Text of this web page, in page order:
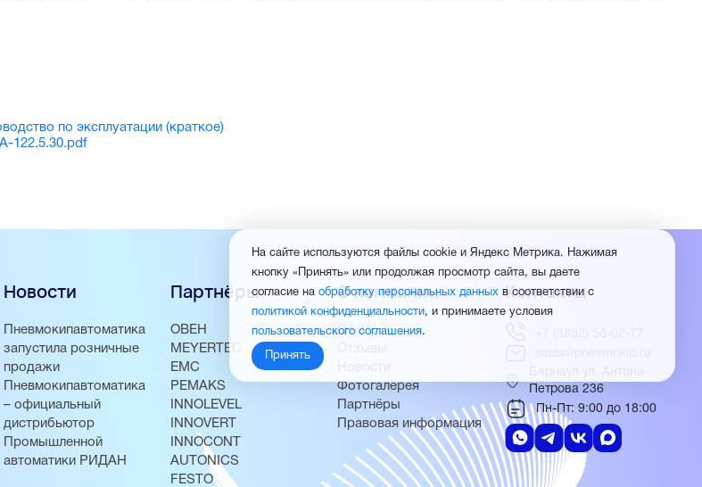
по эксплуатации (краткое)
122.5.30.pdf
Новости
Пневмокипавтоматика
запустила розничные
продажи
Пневмокипавтоматика
– официальный
дистрибьютор
Промышленной
автоматики РИДАН
Партнёры
ОВЕН
MEYERTEC
EMC
PEMAKS
INNOLEVEL
INNOVERT
INNOCONT
AUTONICS
FESTO
О компании
О нас
Отзывы
Новости
Фотогалерея
Партнёры
Правовая информация
Контакты
+7 (3852) 56-02-77
sales@pnevmokip.ru
Барнаул ул. Антона
Петрова 236
Пн-Пт: 9:00 до 18:00
На сайте используются файлы cookie и Яндекс Метрика. Нажимая
кнопку «Принять» или продолжая просмотр сайта, вы даете
согласие на обработку персональных данных в соответствии с
политикой конфиденциальности, и принимаете условия
пользовательского соглашения.
Принять